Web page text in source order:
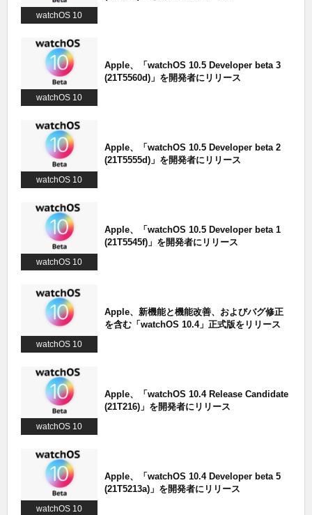
watchOS 10
watchOS 10
Apple、「watchOS 10.5 Developer beta 3
(21T5560d)」を開発者にリリース
watchOS 10
Apple、「watchOS 10.5 Developer beta 2
(21T5555d)」を開発者にリリース
watchOS 10
Apple、「watchOS 10.5 Developer beta 1
(21T5545f)」を開発者にリリース
watchOS 10
Apple、新機能と機能改善、およびバグ修正
を含む「watchOS 10.4」正式版をリリース
watchOS 10
Apple、「watchOS 10.4 Release Candidate
(21T216)」を開発者にリリース
watchOS 10
Apple、「watchOS 10.4 Developer beta 5
(21T5213a)」を開発者にリリース